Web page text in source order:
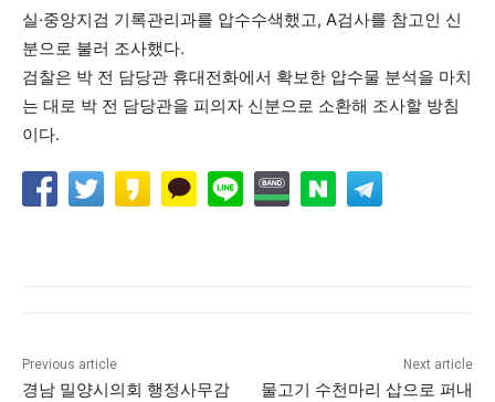
실·중앙지검 기록관리과를 압수수색했고, A검사를 참고인 신
분으로 불러 조사했다.
검찰은 박 전 담당관 휴대전화에서 확보한 압수물 분석을 마치
는 대로 박 전 담당관을 피의자 신분으로 소환해 조사할 방침
이다.
Previous article
경남 밀양시의회 행정사무감
Next article
물고기 수천마리 삽으로 퍼내